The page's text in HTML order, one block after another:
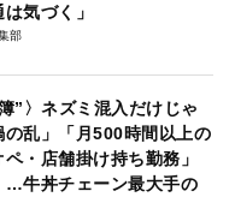
気づく」
部
”〉ネズミ混入だけじゃ
乱」「月500時間以上の
・店舗掛け持ち勤務」
…牛丼チェーン最大手の